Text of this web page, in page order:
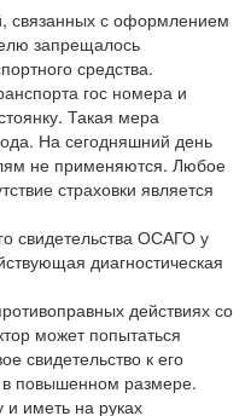
связанных с оформлением
запрещалось
средства.
гос номера и
Такая мера
На сегодняшний день
не применяются. Любое
страховки является
свидетельства ОСАГО у
диагностическая
действиях со
может попытаться
свидетельство к его
в повышенном размере.
иметь на руках